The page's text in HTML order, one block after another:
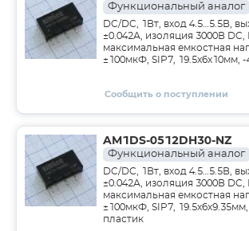
Функциональный аналог
DC/DC, 1Вт, вход 4.5…5.5В,
±0.042А, изоляция 3000В DC,
максимальная емкостная
±100мкФ, SIP7, 19.5x6x10мм, -
Сообщить о поступлении
AM1DS-0512DH30-NZ
Функциональный аналог
DC/DC, 1Вт, вход 4.5…5.5В,
±0.042А, изоляция 3000В DC,
максимальная емкостная
±100мкФ, SIP7, 19.5x6x9.35мм,
пластик